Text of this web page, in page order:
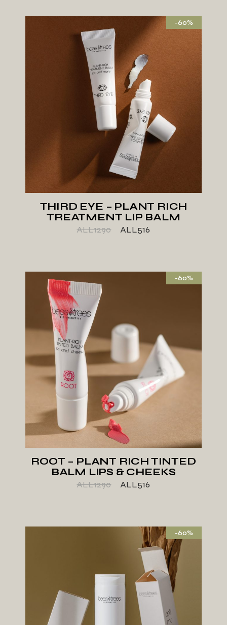
-60%
THIRD EYE – PLANT RICH
TREATMENT LIP BALM
ALL1290 ALL516
-60%
ROOT – PLANT RICH TINTED
BALM LIPS & CHEEKS
ALL1290 ALL516
-60%